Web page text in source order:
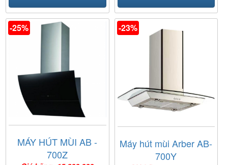
-25%
MÁY HÚT MÙI AB -
700Z
-23%
Máy hút mùi Arber AB-
700Y